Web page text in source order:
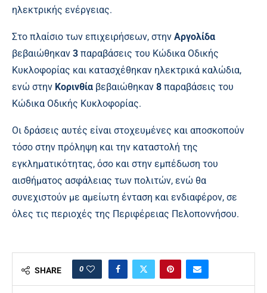
ηλεκτρικής ενέργειας.
Στο πλαίσιο των επιχειρήσεων, στην Αργολίδα
βεβαιώθηκαν 3 παραβάσεις του Κώδικα Οδικής
Κυκλοφορίας και κατασχέθηκαν ηλεκτρικά καλώδια,
ενώ στην Κορινθία βεβαιώθηκαν 8 παραβάσεις του
Κώδικα Οδικής Κυκλοφορίας.
Οι δράσεις αυτές είναι στοχευμένες και αποσκοπούν
τόσο στην πρόληψη και την καταστολή της
εγκληματικότητας, όσο και στην εμπέδωση του
αισθήματος ασφάλειας των πολιτών, ενώ θα
συνεχιστούν με αμείωτη ένταση και ενδιαφέρον, σε
όλες τις περιοχές της Περιφέρειας Πελοποννήσου.
SHARE 0